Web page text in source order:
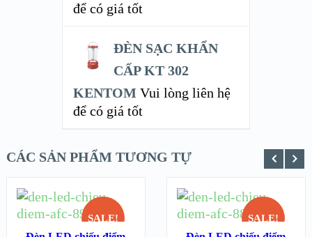
để có giá tốt
ĐÈN SẠC KHẨN
CẤP KT 302
KENTOM Vui lòng liên hệ
để có giá tốt
CÁC SẢN PHẨM TƯƠNG TỰ
SALE!
MUA HÀNG
SALE!
MUA HÀNG